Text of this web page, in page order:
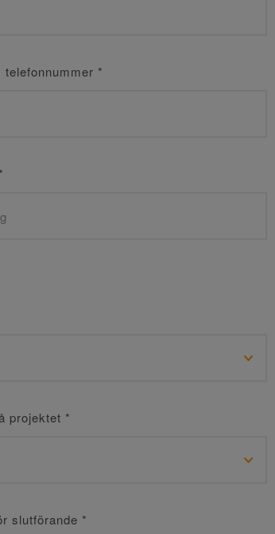
telefonnummer *
*
projektet *
slutförande *